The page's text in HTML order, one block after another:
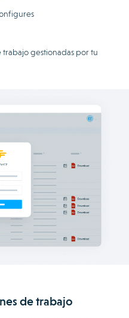
trabajo gestionadas por tu
de trabajo